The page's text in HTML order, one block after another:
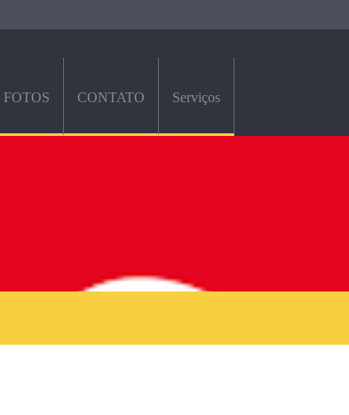
FOTOS CONTATO Serviços